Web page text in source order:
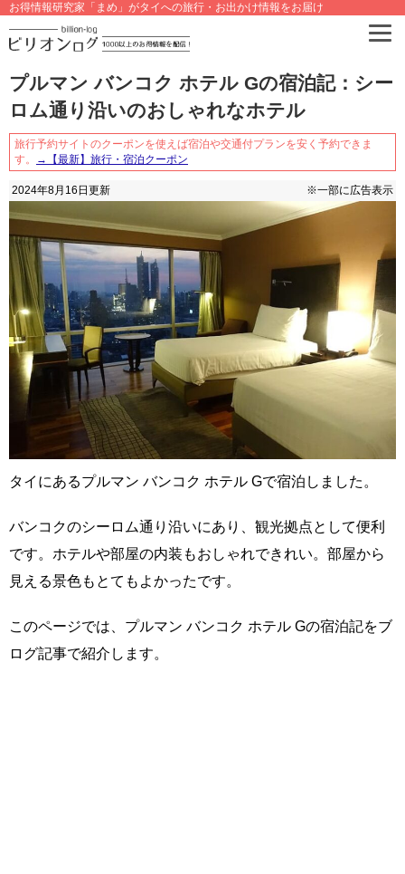
お得情報研究家「まめ」がタイへの旅行・お出かけ情報をお届け
プルマン バンコク ホテル Gの宿泊記：シー
ロム通り沿いのおしゃれなホテル
旅行予約サイトのクーポンを使えば宿泊や交通付プランを安く予約できま
す。
→【最新】旅行・宿泊クーポン
2024年8月16日 更新 ※一部に広告表示
タイにあるプルマン バンコク ホテル Gで宿泊しました。
バンコクのシーロム通り沿いにあり、観光拠点として便利
です。ホテルや部屋の内装もおしゃれできれい。部屋から
見える景色もとてもよかったです。
このページでは、プルマン バンコク ホテル Gの宿泊記をブ
ログ記事で紹介します。